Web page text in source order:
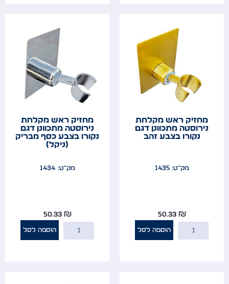
מחזיק ראש מקלחת
נירוסטה מתכוונן דגם
נקורו בצבע זהב
מק"ט: 1435
50.33₪
הוספה לסל
מחזיק ראש מקלחת
נירוסטה מתכוונן דגם
נקורו בצבע כסף מבריק
(ניקל)
מק"ט: 1434
50.33₪
הוספה לסל